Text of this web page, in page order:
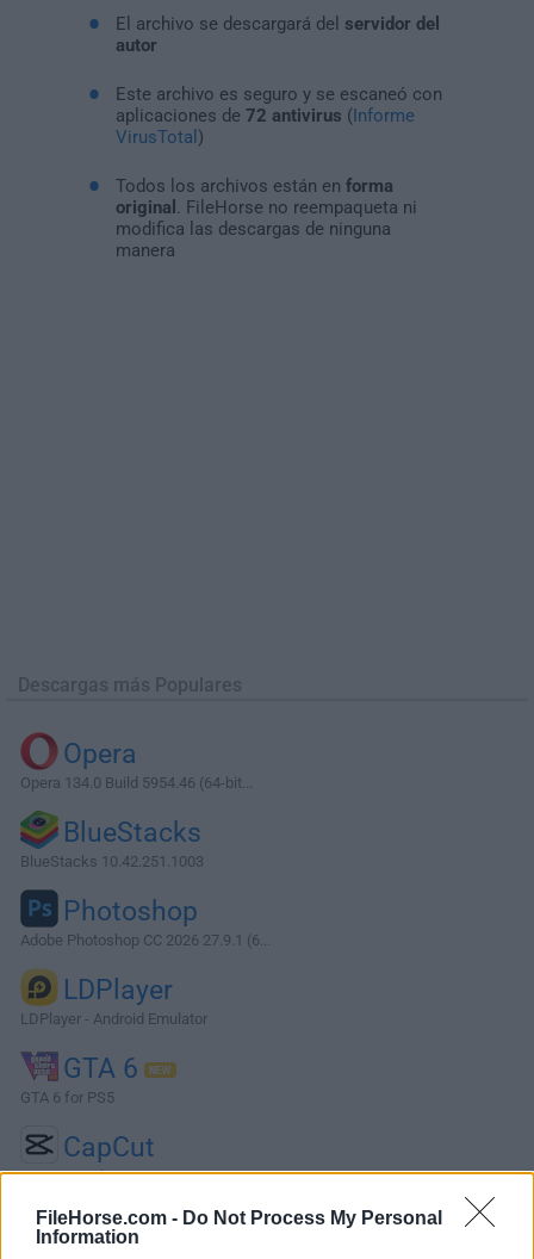
FileHorse.com - Do Not Process My Personal
Information
El archivo se descargará del servidor del
autor
Este archivo es seguro y se escaneó con
aplicaciones de 72 antivirus (Informe
VirusTotal )
Todos los archivos están en forma
original
. FileHorse no reempaqueta ni
modifica las descargas de ninguna
manera
Descargas más Populares
Opera
Opera 134.0 Build 5954.46 (64-bit...
BlueStacks
BlueStacks 10.42.251.1003
Photoshop
Adobe Photoshop CC 2026 27.9.1 (6...
LDPlayer
LDPlayer - Android Emulator
GTA 6
GTA 6 for PS5
CapCut
CapCut Desktop 9.1.0
Software más Populares »